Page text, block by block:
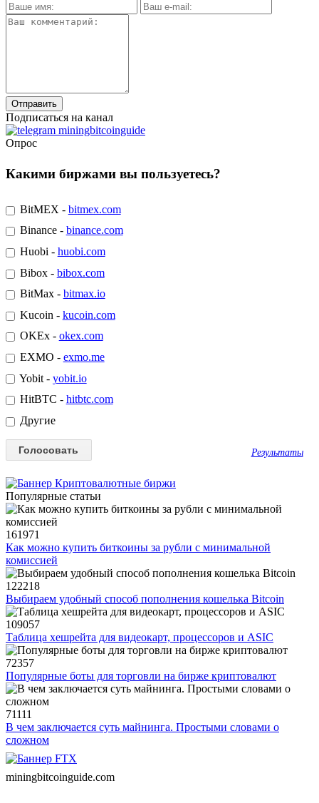
Подписаться на канал
Опрос
Какими биржами вы пользуетесь?
BitMEX - bitmex.com
Binance - binance.com
Huobi - huobi.com
Bibox - bibox.com
BitMax - bitmax.io
Kucoin - kucoin.com
OKEx - okex.com
EXMO - exmo.me
Yobit - yobit.io
HitBTC - hitbtc.com
Другие
Результаты
Популярные статьи
161971
Как можно купить биткоины за рубли с минимальной
комиссией
122218
Выбираем удобный способ пополнения кошелька Bitcoin
109057
Таблица хешрейта для видеокарт, процессоров и ASIC
72357
Популярные боты для торговли на бирже криптовалют
71111
В чем заключается суть майнинга. Простыми словами о
сложном
miningbitcoinguide.com